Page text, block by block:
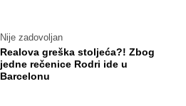
Nije zadovoljan
Realova greška stoljeća?! Zbog
jedne rečenice Rodri ide u
Barcelonu